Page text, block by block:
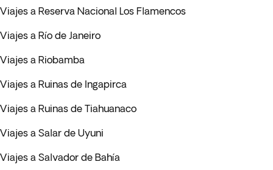
Viajes a Reserva Nacional Los Flamencos
Viajes a Río de Janeiro
Viajes a Riobamba
Viajes a Ruinas de Ingapirca
Viajes a Ruinas de Tiahuanaco
Viajes a Salar de Uyuni
Viajes a Salvador de Bahía